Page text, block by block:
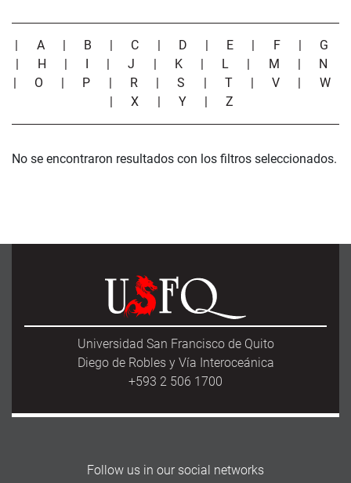
| A | B | C | D | E | F | G
| H | I |J | K | L | M | N
| O | P | R |S | T |V | W
|X | Y |Z
No se encontraron resultados con los filtros seleccionados.
Universidad San Francisco de Quito
Diego de Robles y Vía Interoceánica
+593 2 506 1700
Follow us in our social networks